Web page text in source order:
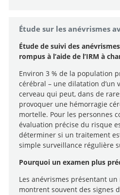
Étude sur les anévrismes
Étude de suivi des
rompus à l’aide de l’IRM à
Environ 3 % de la population
cérébral – une dilatation d’un
cerveau qui peut, dans de
provoquer une hémorragie
mortelle. Pour les personnes
évaluation précise du risque
déterminer si un traitement
simple surveillance régulière
Pourquoi un examen plus
Les anévrismes présentant
montrent souvent des signes